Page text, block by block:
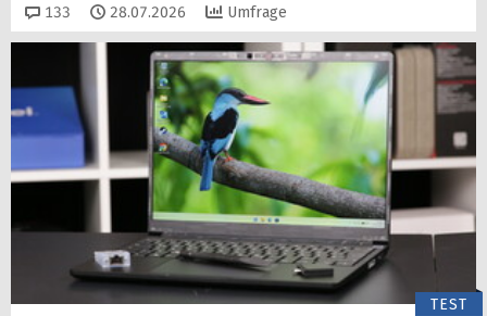
133 Kommentare
28.07.2026 Umfrage
TEST